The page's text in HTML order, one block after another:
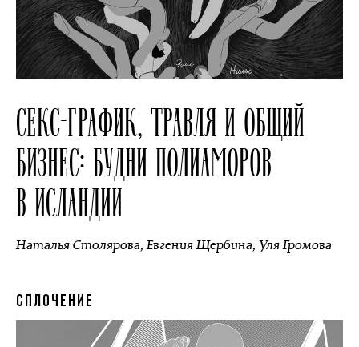
СЕКС-ГРАФИК, ТРАВЛЯ И ОБЩИЙ
БИЗНЕС: БУДНИ ПОЛИАМОРОВ
В ИСЛАНДИИ
Наталья Столярова,Евгения Щербина, Уля Громова
СПЛОЧЕНИЕ